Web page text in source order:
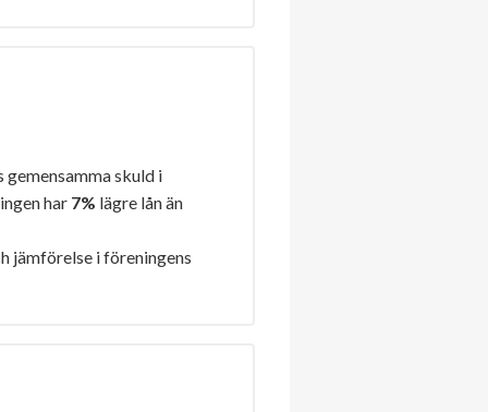
gemensamma skuld i
har 7% lägre lån än
jämförelse i föreningens